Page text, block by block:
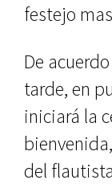
festejo
De
tarde, en
iniciará la
del